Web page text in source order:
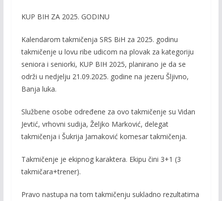
o
o
k
Li
n
k
KUP BIH ZA 2025. GODINU
Kalendarom takmičenja SRS BiH za 2025. godinu
takmičenje u lovu ribe udicom na plovak za kategoriju
seniora i seniorki, KUP BIH 2025, planirano je da se
održi u nedjelju 21.09.2025. godine na jezeru Šljivno,
Banja luka.
Službene osobe određene za ovo takmičenje su Vidan
Jevtić, vrhovni sudija, Željko Marković, delegat
takmičenja i Šukrija Jamaković komesar takmičenja.
Takmičenje je ekipnog karaktera. Ekipu čini 3+1 (3
takmičara+trener).
Pravo nastupa na tom takmičenju sukladno rezultatima